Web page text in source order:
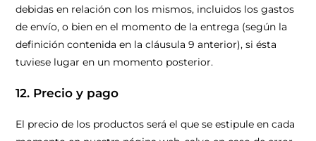
debidas en relación con los mismos, incluidos los gastos
de envío, o bien en el momento de la entrega (según la
definición contenida en la cláusula 9 anterior), si ésta
tuviese lugar en un momento posterior.
12. Precio y pago
El precio de los productos será el que se estipule en cada